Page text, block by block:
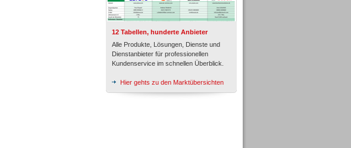
12 Tabellen, hunderte Anbieter
Alle Produkte, Lösungen, Dienste und
Dienstanbieter für professionellen
Kundenservice im schnellen Überblick.
Hier gehts zu den Marktübersichten